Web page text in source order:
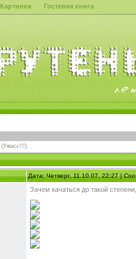
Картинки Гостевая книга
(Ужасс!!!)
Дата: Четверг, 11.10.07, 22:27 |
Зачем качаться до такой